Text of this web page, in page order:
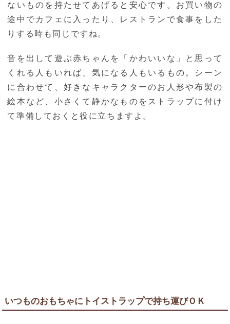
ないものを持たせてあげると安心です。お買い物の
途中でカフェに入ったり、レストランで食事をした
りする時も同じですね。
音を出して遊ぶ赤ちゃんを「かわいいな」と思って
くれる人もいれば、気になる人もいるもの。シーン
に合わせて、好きなキャラクターのお人形や布製の
絵本など、小さくて静かなものをストラップに付け
て準備しておくと役に立ちますよ。
いつものおもちゃにトイストラップで持ち運びＯＫ